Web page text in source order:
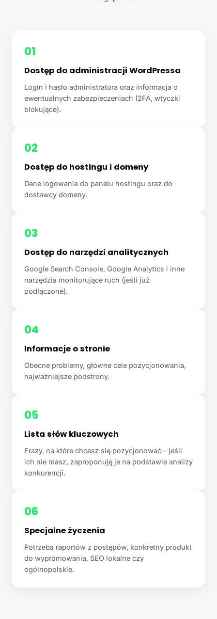
01
Dostęp do administracji WordPressa
Login i hasło administratora oraz informacja o
ewentualnych zabezpieczeniach (2FA, wtyczki
blokujące).
02
Dostęp do hostingu i domeny
Dane logowania do panelu hostingu oraz do
dostawcy domeny.
03
Dostęp do narzędzi analitycznych
Google Search Console, Google Analytics i inne
narzędzia monitorujące ruch (jeśli już
podłączone).
04
Informacje o stronie
Obecne problemy, główne cele pozycjonowania,
najważniejsze podstrony.
05
Lista słów kluczowych
Frazy, na które chcesz się pozycjonować – jeśli
ich nie masz, zaproponuję je na podstawie analizy
konkurencji.
06
Specjalne życzenia
Potrzeba raportów z postępów, konkretny produkt
do wypromowania, SEO lokalne czy
ogólnopolskie.